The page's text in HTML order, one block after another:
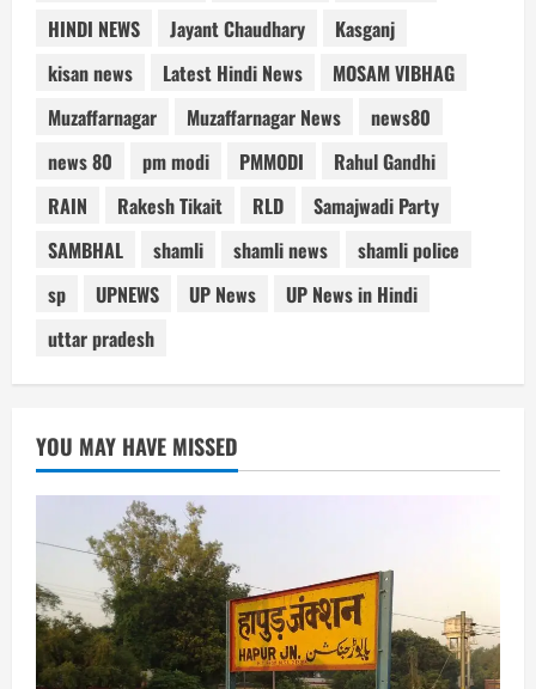
HINDI NEWS
Jayant Chaudhary
Kasganj
kisan news
Latest Hindi News
MOSAM VIBHAG
Muzaffarnagar
Muzaffarnagar News
news80
news 80
pm modi PMMODI
Rahul Gandhi
RAIN
Rakesh Tikait RLD
Samajwadi Party
SAMBHAL
shamli shamli news
shamli police
sp
UPNEWS UP News
UP News in Hindi
uttar pradesh
YOU MAY HAVE MISSED